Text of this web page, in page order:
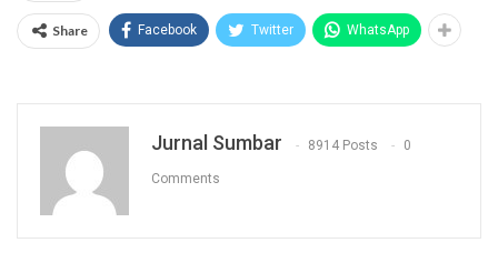
Share Facebook Twitter WhatsApp
Jurnal Sumbar 8914 Posts 0
Comments